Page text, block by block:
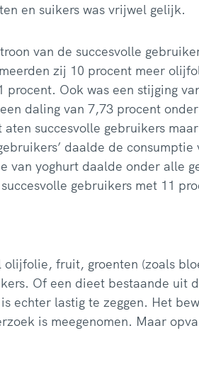
en suikers was vrijwel gelijk.
van de succesvolle
zij 10 procent meer
Ook was een stijging
daling van 7,73 procent
succesvolle gebruikers
daalde de
van yoghurt daalde onder alle
gebruikers met 11
olijfolie, fruit, groenten (zoals
Of een dieet bestaande uit
echter lastig te zeggen. Het
is meegenomen. Maar